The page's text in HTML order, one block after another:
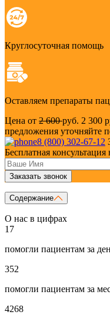
Круглосуточная помощь
Оставляем препараты
Цена от 2 600руб. 2 300
предложения уточняйте
8 (800) 302-67-12
Бесплатная консультация
Заказать звонок
Содержание
О нас в цифрах
17
помогли пациентам за
352
помогли пациентам за
4268